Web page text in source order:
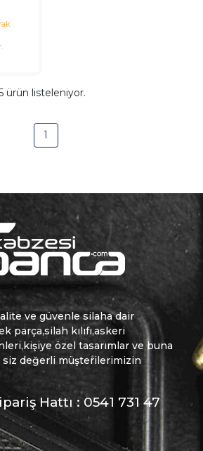
ürün listeleniyor.
1
ve güvenle silaha dair
parça,silah kılıfı,askeri
özel tasarımlar ve buna
değerli müşterilerimizin
Hattı : 0541 731 47